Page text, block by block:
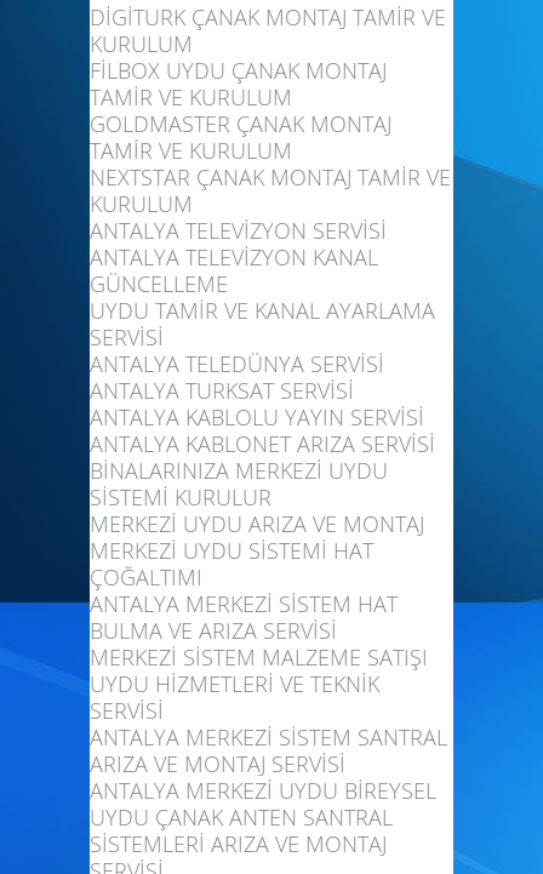
DİGİTURK ÇANAK MONTAJ TAMİR VE
KURULUM
FİLBOX UYDU ÇANAK MONTAJ
TAMİR VE KURULUM
GOLDMASTER ÇANAK MONTAJ
TAMİR VE KURULUM
NEXTSTAR ÇANAK MONTAJ TAMİR VE
KURULUM
ANTALYA TELEVİZYON SERVİSİ
ANTALYA TELEVİZYON KANAL
GÜNCELLEME
UYDU TAMİR VE KANAL AYARLAMA
SERVİSİ
ANTALYA TELEDÜNYA SERVİSİ
ANTALYA TURKSAT SERVİSİ
ANTALYA KABLOLU YAYIN SERVİSİ
ANTALYA KABLONET ARIZA SERVİSİ
BİNALARINIZA MERKEZİ UYDU
SİSTEMİ KURULUR
MERKEZİ UYDU ARIZA VE MONTAJ
MERKEZİ UYDU SİSTEMİ HAT
ÇOĞALTIMI
ANTALYA MERKEZİ SİSTEM HAT
BULMA VE ARIZA SERVİSİ
MERKEZİ SİSTEM MALZEME SATIŞI
UYDU HİZMETLERİ VE TEKNİK
SERVİSİ
ANTALYA MERKEZİ SİSTEM SANTRAL
ARIZA VE MONTAJ SERVİSİ
ANTALYA MERKEZİ UYDU BİREYSEL
UYDU ÇANAK ANTEN SANTRAL
SİSTEMLERİ ARIZA VE MONTAJ